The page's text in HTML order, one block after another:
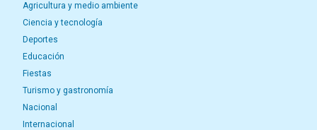
Agricultura y medio ambiente
Ciencia y tecnología
Deportes
Educación
Fiestas
Turismo y gastronomía
Nacional
Internacional